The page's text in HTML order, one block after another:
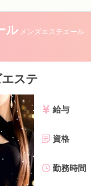
ル メンズエステエール
ステ
給与
資格
勤務時間